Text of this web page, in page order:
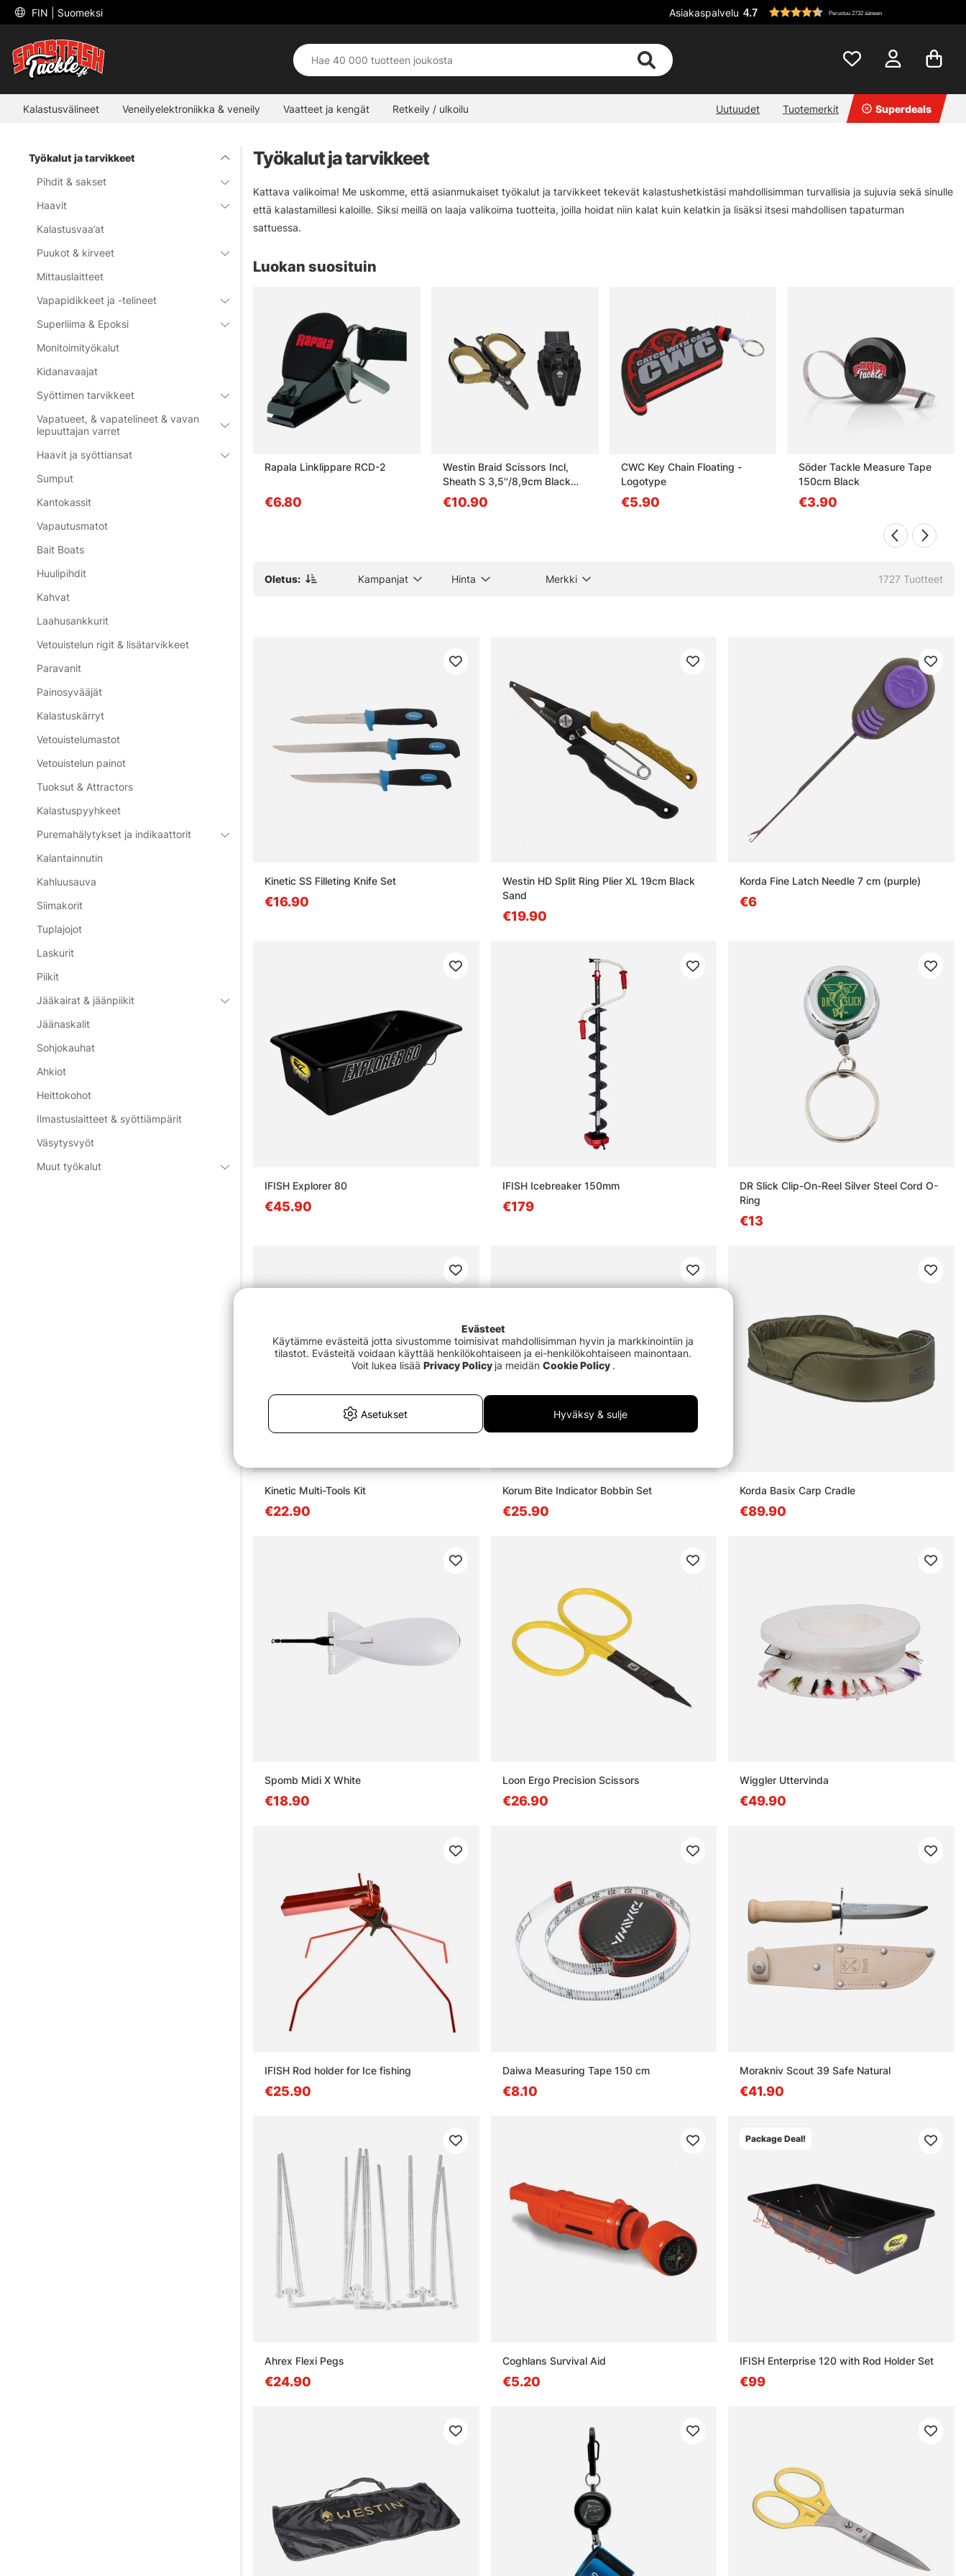
FIN | Suomeksi Asiakaspalvelu 4.7 Perustuu 2732 ääneen
Kalastusvälineet Veneilyelektroniikka & veneily Vaatteet ja kengät Retkeily / ulkoilu Uutuudet Tuotemerkit Superdeals
Työkalut ja tarvikkeet
Pihdit & sakset
Haavit
Kalastusvaa’at
Puukot & kirveet
Mittauslaitteet
Vapapidikkeet ja -telineet
Superliima & Epoksi
Monitoimityökalut
Kidanavaajat
Syöttimen tarvikkeet
Vapatueet, & vapatelineet & vavan
lepuuttajan varret
Haavit ja syöttiansat
Sumput
Kantokassit
Vapautusmatot
Bait Boats
Huulipihdit
Kahvat
Laahusankkurit
Vetouistelun rigit & lisätarvikkeet
Paravanit
Painosyvääjät
Kalastuskärryt
Vetouistelumastot
Vetouistelun painot
Tuoksut & Attractors
Kalastuspyyhkeet
Puremahälytykset ja indikaattorit
Kalantainnutin
Kahluusauva
Siimakorit
Tuplajojot
Laskurit
Piikit
Jääkairat & jäänpiikit
Jäänaskalit
Sohjokauhat
Ahkiot
Heittokohot
Ilmastuslaitteet & syöttiämpärit
Väsytysvyöt
Muut työkalut
Työkalut ja tarvikkeet
Kattava valikoima! Me uskomme, että asianmukaiset työkalut ja tarvikkeet tekevät kalastushetkistäsi mahdollisimman turvallisia ja sujuvia sekä sinulle
että kalastamillesi kaloille. Siksi meillä on laaja valikoima tuotteita, joilla hoidat niin kalat kuin kelatkin ja lisäksi itsesi mahdollisen tapaturman
sattuessa.
Luokan suosituin
€3.90
Rapala Linklippare RCD-2
€6.80
Westin Braid Scissors Incl,
Sheath S 3,5''/8,9cm Black
Sand
€10.90
CWC Key Chain Floating -
Logotype
€5.90
Söder Tackle Measure Tape
150cm Black
€3.90
Oletus: Kampanjat Hinta Merkki 1727 Tuotteet
Kinetic SS Filleting Knife Set
€16.90
Westin HD Split Ring Plier XL 19cm Black
Sand
€19.90
Korda Fine Latch Needle 7 cm (purple)
€6
IFISH Explorer 80
€45.90
IFISH Icebreaker 150mm
€179
DR Slick Clip-On-Reel Silver Steel Cord O-
Ring
€13
Kinetic Multi-Tools Kit
€22.90
Korum Bite Indicator Bobbin Set
€25.90
Korda Basix Carp Cradle
€89.90
Spomb Midi X White
€18.90
Loon Ergo Precision Scissors
€26.90
Wiggler Uttervinda
€49.90
IFISH Rod holder for Ice fishing
€25.90
Daiwa Measuring Tape 150 cm
€8.10
Morakniv Scout 39 Safe Natural
€41.90
Ahrex Flexi Pegs
€24.90
Coghlans Survival Aid
€5.20
Package Deal!
IFISH Enterprise 120 with Rod Holder Set
€99
Evästeet
Käytämme evästeitä jotta sivustomme toimisivat mahdollisimman hyvin ja markkinointiin ja
tilastot. Evästeitä voidaan käyttää henkilökohtaiseen ja ei-henkilökohtaiseen mainontaan.
Voit lukea lisää Privacy Policy ja meidän Cookie Policy .
Asetukset Hyväksy & sulje